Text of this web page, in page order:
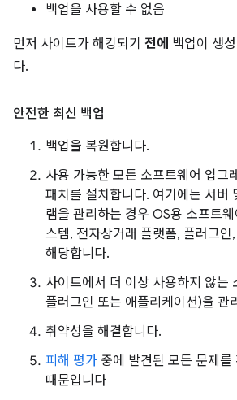
백업을 사용할 수 없음
먼저 사이트가 해킹되기 전에 백업이 생
다.
안전한 최신 백업
백업을 복원합니다.
사용 가능한 모든 소프트웨어 업그
패치를 설치합니다. 여기에는 서버
램을 관리하는 경우 OS용 소프트
스템, 전자상거래 플랫폼, 플러그인
해당합니다.
사이트에서 더 이상 사용하지 않는
플러그인 또는 애플리케이션)을 관
취약성을 해결합니다.
피해 평가 중에 발견된 모든 문제를
때문입니다